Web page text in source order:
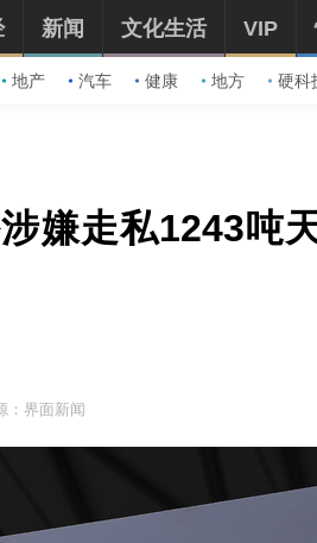
地产 汽车 健康 地方 硬科
新闻 文化生活 VIP
嫌走私1243吨
：界面新闻